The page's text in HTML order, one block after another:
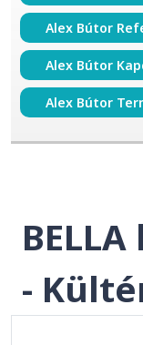
Alex Bútor
Alex Bútor
Alex Bútor
-